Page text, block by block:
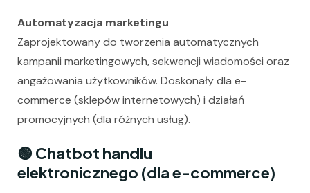
Automatyzacja marketingu
Zaprojektowany do tworzenia automatycznych
kampanii marketingowych, sekwencji wiadomości oraz
angażowania użytkowników. Doskonały dla e-
commerce (sklepów internetowych) i działań
promocyjnych (dla różnych usług).
🟢 Chatbot handlu
elektronicznego (dla e-commerce)